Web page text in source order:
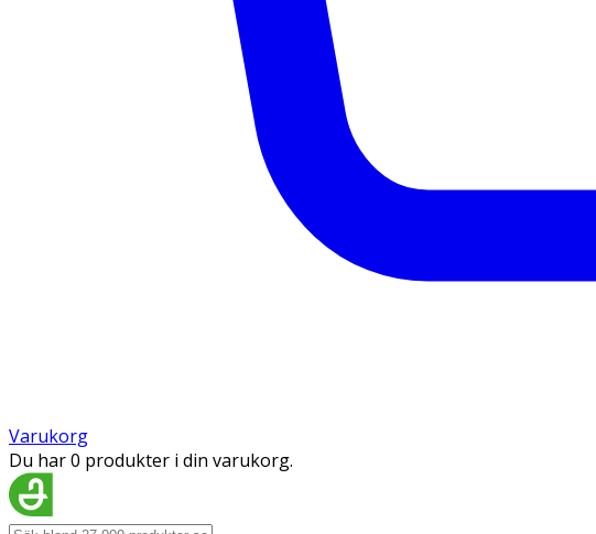
Varukorg
Du har 0 produkter i din varukorg.